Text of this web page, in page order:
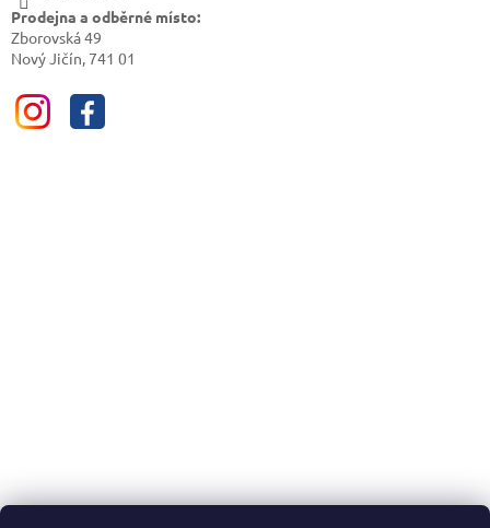
Prodejna a odběrné místo:
Zborovská 49
Nový Jičín, 741 01